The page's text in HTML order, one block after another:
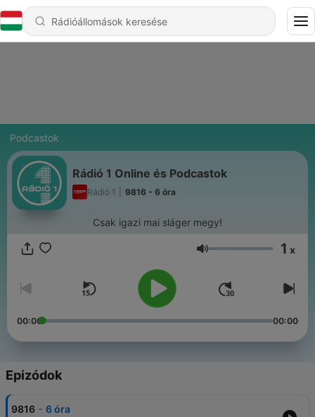
Podcastok
Rádió 1 Online és Podcastok
Rádió 1 9816 - 6 óra
Csak igazi mai sláger megy!
Hangerő 1 x
00:00 00:00
Epizódok
9816 - 6 óra